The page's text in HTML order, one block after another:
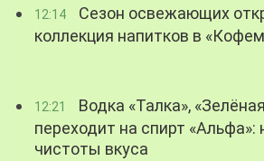
12:14
Сезон освежающих
коллекция напитков в
12:21
Водка «Талка»,
переходит на спирт «Альфа»:
чистоты вкуса